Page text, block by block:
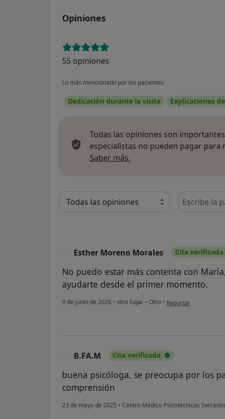
Opiniones
55 opiniones
Lo más mencionado por los pacientes
Dedicación durante la visita Explicaciones
Todas las opiniones son
especialistas no pueden pagar
Saber más.
Busca en
Esther Moreno Morales Cita verificada
No puedo estar más contenta con
ayudarte desde el primer momento.
9 de junio de 2026 • otro lugar • Otro • en opinión del
Reportar
B.FA.M Cita verificada
buena psicóloga, se preocupa por los
comprensión
23 de mayo de 2025 • Centro Médico Psicotécnicos Serranos